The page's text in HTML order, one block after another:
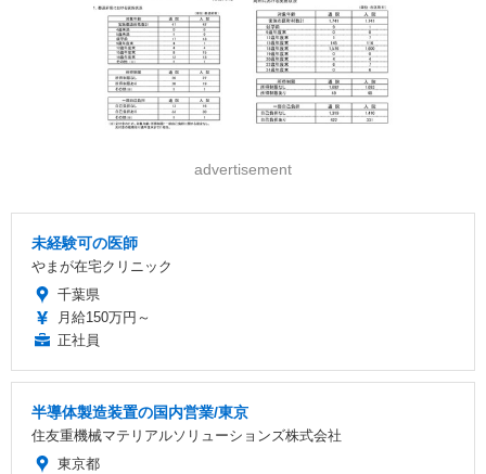
advertisement
未経験可の医師
やまが在宅クリニック
千葉県
月給150万円～
正社員
半導体製造装置の国内営業/東京
住友重機械マテリアルソリューションズ株式会社
東京都